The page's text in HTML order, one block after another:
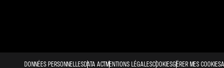
DONNÉES PERSONNELLESDATA ACTMENTIONS LÉGALESCOOKIESGÉRER MES COOKIES